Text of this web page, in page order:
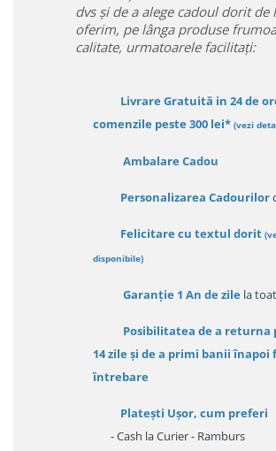
dvs și de a alege cadoul dorit de
oferim, pe lânga produse
calitate, urmatoarele facilitați:
Livrare Gratuită in 24 de
comenzile peste 300 lei* (vezi
Ambalare Cadou
Personalizarea Cadourilor
Felicitare cu textul dorit (
disponibile)
Garanție 1 An de zile la
Posibilitatea de a returna
14 zileși de a primi banii înapoi
întrebare
Platești Ușor, cum preferi
- Cash la Curier - Ramburs